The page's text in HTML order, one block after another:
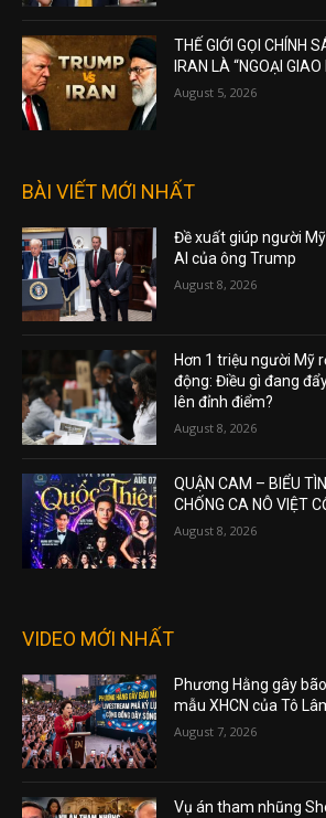
THẾ GIỚI GỌI CHÍNH
IRAN LÀ “NGOẠI
August 5, 2026
BÀI VIẾT MỚI NHẤT
Đề xuất giúp người
AI của ông Trump
August 8, 2026
Hơn 1 triệu người Mỹ
động: Điều gì đang
lên đỉnh điểm?
August 8, 2026
QUẬN CAM – BIỂU
CHỐNG CA NÔ VIỆT
August 8, 2026
VIDEO MỚI NHẤT
Phương Hằng gây
mẫu XHCN của Tô
August 7, 2026
Vụ án tham nhũng